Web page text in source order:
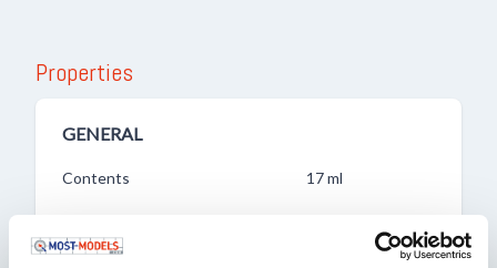
Properties
GENERAL
Contents 17 ml